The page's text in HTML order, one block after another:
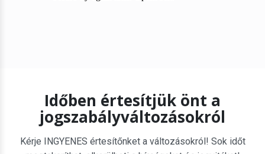
Időben értesítjük önt a
jogszabályváltozásokról
Kérje INGYENES értesítőnket a változásokról! Sok időt